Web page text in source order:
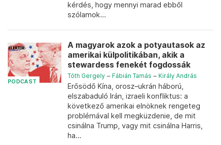
kérdés, hogy mennyi marad ebből
szólamok...
PODCAST
A magyarok azok a potyautasok az
amerikai külpolitikában, akik a
stewardess fenekét fogdossák
Tóth Gergely – Fábián Tamás – Király András
Erősödő Kína, orosz–ukrán háború,
elszabaduló Irán, izraeli konfliktus: a
következő amerikai elnöknek rengeteg
problémával kell megküzdenie, de mit
csinálna Trump, vagy mit csinálna Harris,
ha...